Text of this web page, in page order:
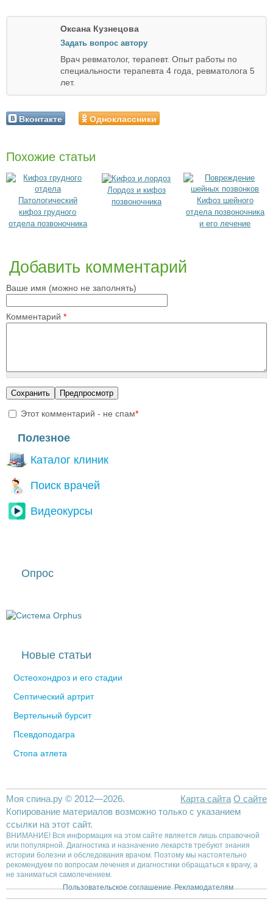
Оксана Кузнецова
Задать вопрос автору
Врач ревматолог, терапевт. Опыт работы по
специальности терапевта 4 года, ревматолога 5
лет.
Вконтакте Одноклассники
Похожие статьи
Патологический
кифоз грудного
отдела позвоночника
Лордоз и кифоз
позвоночника
Кифоз шейного
отдела позвоночника
и его лечение
Добавить комментарий
Ваше имя (можно не заполнять)
Комментарий *
Этот комментарий - не спам*
Полезное
Каталог клиник
Поиск врачей
Видеокурсы
Опрос
Новые статьи
Остеохондроз и его стадии
Септический артрит
Вертельный бурсит
Псевдоподагра
Стопа атлета
Карта сайта О сайте
Моя спина.ру © 2012—2026.
Копирование материалов возможно только с указанием
ссылки на этот сайт.
ВНИМАНИЕ! Вся информация на этом сайте является лишь справочной
или популярной. Диагностика и назначение лекарств требуют знания
истории болезни и обследования врачом. Поэтому мы настоятельно
рекомендуем по вопросам лечения и диагностики обращаться к врачу, а
не заниматься самолечением.
Пользовательское соглашение Рекламодателям